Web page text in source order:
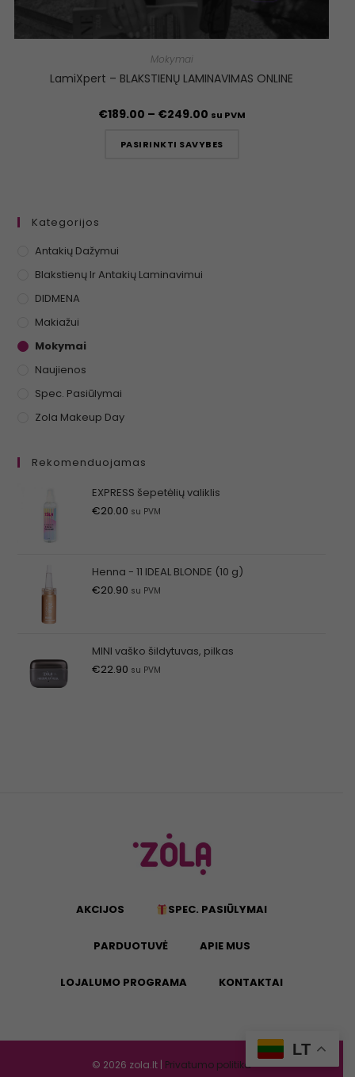
Mokymai
LamiXpert – BLAKSTIENŲ LAMINAVIMAS ONLINE
€189.00 – €249.00 su PVM
PASIRINKTI SAVYBES
Kategorijos
Antakių Dažymui
Blakstienų Ir Antakių Laminavimui
DIDMENA
Makiažui
Mokymai
Naujienos
Spec. Pasiūlymai
Zola Makeup Day
Rekomenduojamas
EXPRESS šepetėlių valiklis
€20.00 su PVM
Henna - 11 IDEAL BLONDE (10 g)
€20.90 su PVM
MINI vaško šildytuvas, pilkas
€22.90 su PVM
AKCIJOS SPEC. PASIŪLYMAI
PARDUOTUVĖ APIE MUS
LOJALUMO PROGRAMA KONTAKTAI
© 2026 zola.lt | Privatumo politika
LT